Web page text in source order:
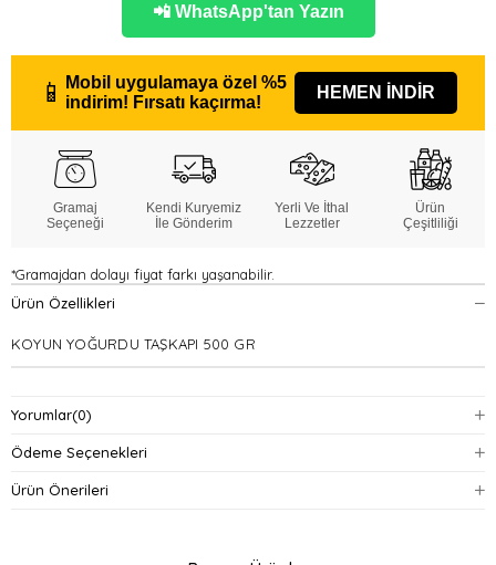
📲 WhatsApp'tan Yazın
📱 Mobil uygulamaya özel %5
indirim! Fırsatı kaçırma!
HEMEN İNDİR
Gramaj
Seçeneği
Kendi Kuryemiz
İle Gönderim
Yerli Ve İthal
Lezzetler
Ürün
Çeşitliliği
*Gramajdan dolayı fiyat farkı yaşanabilir.
Ürün Özellikleri
KOYUN YOĞURDU TAŞKAPI 500 GR
Yorumlar(0)
Ödeme Seçenekleri
Ürün Önerileri